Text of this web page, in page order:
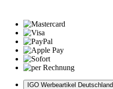
IGO Werbeartikel Deutschland